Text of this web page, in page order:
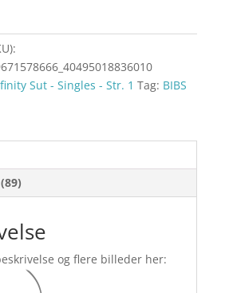
Sut - Singles - Str. 1 Tag: BIBS
og flere billeder her: